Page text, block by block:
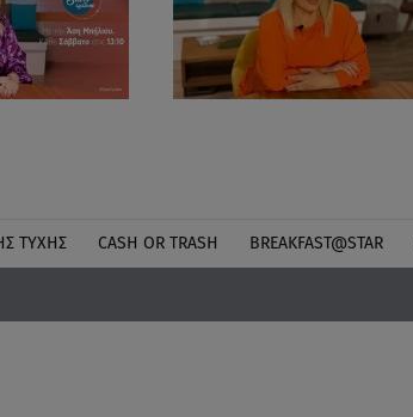
ΤΎΧΗΣ CASH OR TRASH BREAKFAST@STAR